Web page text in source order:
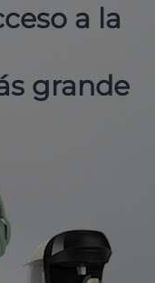
a la
grande